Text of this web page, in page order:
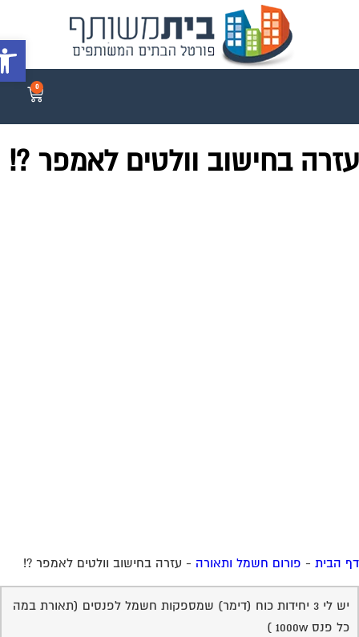
בחישוב וולטים לאמפר ?!
הבית-פורום חשמל ותאורה-עזרה בחישוב וולטים לאמפר ?!
יש לי 3 יחידות כוח (דימר) שמספקות חשמל לפנסים (תאורת במה
כל פנס 1000w )
פתח